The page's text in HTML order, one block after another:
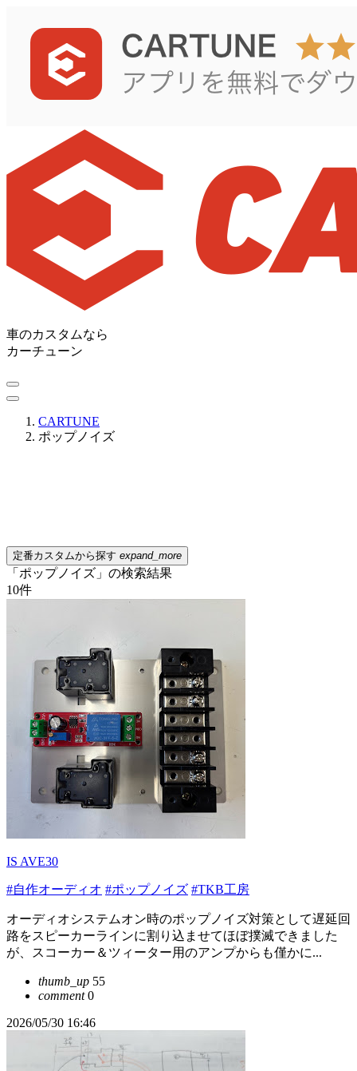
車のカスタムなら
カーチューン
CARTUNE
ポップノイズ
定番カスタムから探す expand_more
「ポップノイズ」の検索結果
10件
IS AVE30
#自作オーディオ #ポップノイズ #TKB工房
オーディオシステムオン時のポップノイズ対策として遅延回
路をスピーカーラインに割り込ませてほぼ撲滅できました
が、スコーカー＆ツィーター用のアンプからも僅かに...
thumb_up 55
comment0
2026/05/30 16:46